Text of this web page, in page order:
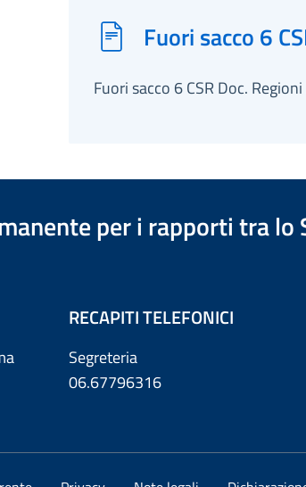
Fuori sacco 6
Fuori sacco 6 CSR Doc.
per i rapporti tra
RECAPITI TELEFONICI
Segreteria
06.67796316